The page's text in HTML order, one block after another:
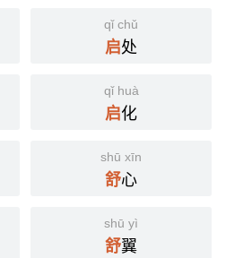
qǐ chǔ
启处
qǐ huà
启化
shū xīn
舒心
shū yì
舒翼